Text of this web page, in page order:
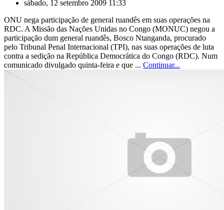
sábado, 12 setembro 2009 11:33
ONU nega participação de general ruandês em suas operações na
RDC. A Missão das Nações Unidas no Congo (MONUC) negou a
participação dum general ruandês, Bosco Ntanganda, procurado
pelo Tribunal Penal Internacional (TPI), nas suas operações de luta
contra a sedição na República Democrática do Congo (RDC). Num
comunicado divulgado quinta-feira e que ... Continuar...